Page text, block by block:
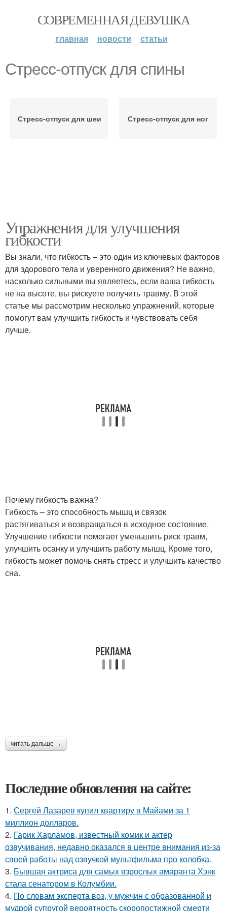
СОВРЕМЕННАЯ ДЕВУШКА
главная новости статьи
Стресс-отпуск для спины
Стресс-отпуск для шеи Стресс-отпуск для ног
Упражнения для улучшения
гибкости
Вы знали, что гибкость – это один из ключевых факторов
для здорового тела и уверенного движения? Не важно,
насколько сильными вы являетесь, если ваша гибкость
не на высоте, вы рискуете получить травму. В этой
статье мы рассмотрим несколько упражнений, которые
помогут вам улучшить гибкость и чувствовать себя
лучше.
Почему гибкость важна?
Гибкость – это способность мышц и связок
растягиваться и возвращаться в исходное состояние.
Улучшение гибкости помогает уменьшить риск травм,
улучшить осанку и улучшить работу мышц. Кроме того,
гибкость может помочь снять стресс и улучшить качество
сна.
читать дальше →
Последние обновления на сайте:
1. Сергей Лазарев купил квартиру в Майами за 1
миллион долларов.
2. Гарик Харламов, известный комик и актер
озвучивания, недавно оказался в центре внимания из-за
своей работы над озвучкой мультфильма про колобка.
3. Бывшая актриса для самых взрослых амаранта Хэнк
стала сенатором в Колумбии.
4. По словам эксперта воз, у мужчин с образованной и
мудрой супругой вероятность скоропостижной смерти